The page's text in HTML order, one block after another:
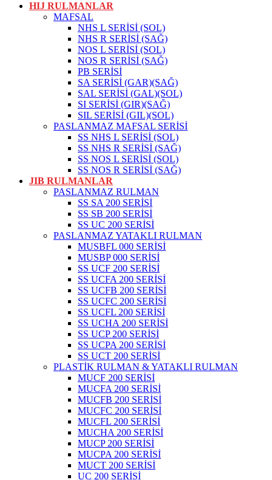
HIJ RULMANLAR
MAFSAL
NHS L SERİSİ (SOL)
NHS R SERİSİ (SAĞ)
NOS L SERİSİ (SOL)
NOS R SERİSİ (SAĞ)
PB SERİSİ
SA SERİSİ (GAR)(SAĞ)
SAL SERİSİ (GAL)(SOL)
SI SERİSİ (GIR)(SAĞ)
SIL SERİSİ (GIL)(SOL)
PASLANMAZ MAFSAL SERİSİ
SS NHS L SERİSİ (SOL)
SS NHS R SERİSİ (SAĞ)
SS NOS L SERİSİ (SOL)
SS NOS R SERİSİ (SAĞ)
JIB RULMANLAR
PASLANMAZ RULMAN
SS SA 200 SERİSİ
SS SB 200 SERİSİ
SS UC 200 SERİSİ
PASLANMAZ YATAKLI RULMAN
MUSBFL 000 SERİSİ
MUSBP 000 SERİSİ
SS UCF 200 SERİSİ
SS UCFA 200 SERİSİ
SS UCFB 200 SERİSİ
SS UCFC 200 SERİSİ
SS UCFL 200 SERİSİ
SS UCHA 200 SERİSİ
SS UCP 200 SERİSİ
SS UCPA 200 SERİSİ
SS UCT 200 SERİSİ
PLASTİK RULMAN & YATAKLI RULMAN
MUCF 200 SERİSİ
MUCFA 200 SERİSİ
MUCFB 200 SERİSİ
MUCFC 200 SERİSİ
MUCFL 200 SERİSİ
MUCHA 200 SERİSİ
MUCP 200 SERİSİ
MUCPA 200 SERİSİ
MUCT 200 SERİSİ
UC 200 SERİSİ